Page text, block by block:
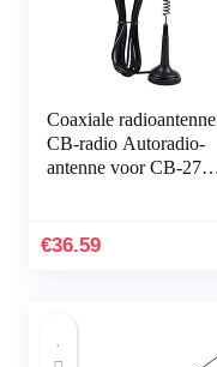
Coaxiale radioantenne
CB-radio Autoradio-
antenne voor CB-27
€36.59